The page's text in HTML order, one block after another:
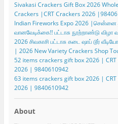
Sivakasi Crackers Gift Box 2026
Crackers |CRT Crackers 2026
Indian Fireworks Expo 2026 |சென்னை
வானவேடிக்கை!! பட்டாசு நூற்றாண்டு
2026 சிவகாசி பட்டாசு கடை ஷாப் டூர்
| 2026 New Variety Crackers Shop
52 items crackers gift box 2026 |
2026 | 9840610942
63 items crackers gift box 2026 |
2026 | 9840610942
About